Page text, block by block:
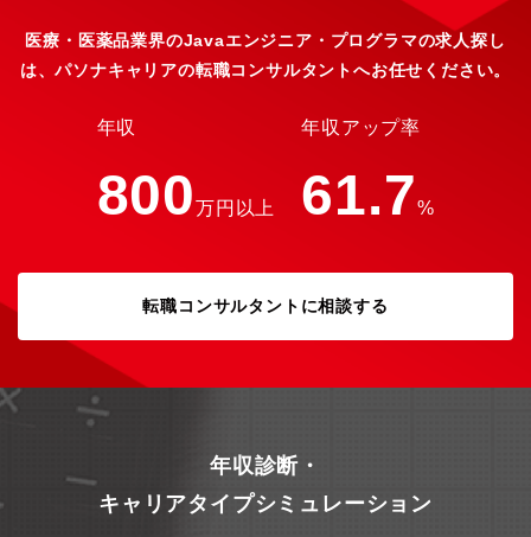
修やOJTを準備しておりますので、医療業界未経験の方やスキル
に不安がある方もご安心ください。既存社員とコミュニケーショ
ンを取りながら、実際の業務に携わっていただき、システムの概
要や医療の専門知識を身につけていただきます。また、DeNAグル
先端分野のスキル習得も可能です。（ご興味のあるものを選択し
果が見えやすくやりがいのあるシステム開発ができます。■要件定
義から新サービス企画まで一貫して関わることができる、裁量の
スキルよりも、事業への興味や共感を重視しています。社員の大
がしたい」と考えて入社し、活躍しております！ 弊社
にご興味をお持ちいただけましたら、ぜひご応募くださ
い。 【データホライゾン社につい
て】広島で1981年に創業したデータホライゾンは、医療データ
業を展開しています。特にレセプト（診療報酬明細書）の分析技
術では特許を取得しており、レセプト分析のパイオニアとして業
界を牽引してきました。自治体向けにレセプトをはじめとした医
医療・医薬品業界のJavaエンジニア・プログラマの求人探し
は、パソナキャリアの転職コンサルタントへお任せください。
年収
800万円以上
年収アップ率
61.7%
転職コンサルタントに相談する
年収診断・
キャリアタイプシミュレーション